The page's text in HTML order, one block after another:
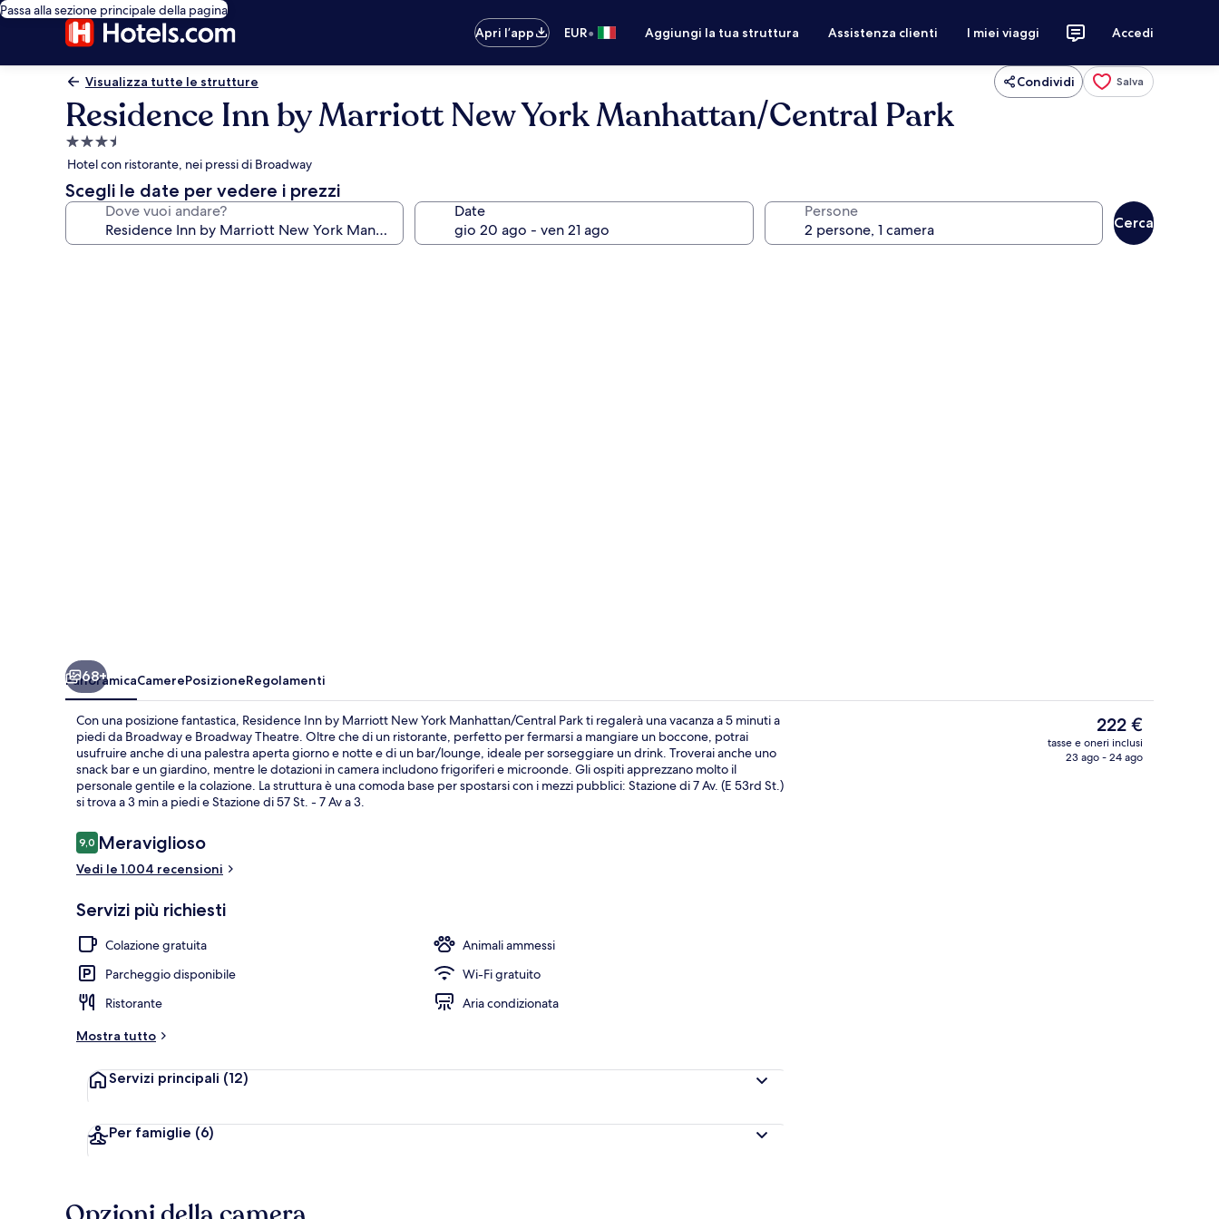
Passa alla sezione principale della pagina
Apri l’app
EUR• Aggiungi la tua struttura Assistenza clienti I miei viaggi Accedi
Visualizza tutte le strutture Condividi Salva
Residence Inn by Marriott New York Manhattan/Central Park
Struttura
a
3.5
stelle
Hotel con ristorante, nei pressi di Broadway
Scegli le date per vedere i prezzi
Dove vuoi andare? Date Persone
Cerca
Monolocale, 2 letti matrimoniali,
68+
PanoramicaCamerePosizioneRegolamenti
Con una posizione fantastica, Residence Inn by Marriott New York Manhattan/Central Park ti regalerà una vacanza a 5 minuti a
piedi da Broadway e Broadway Theatre. Oltre che di un ristorante, perfetto per fermarsi a mangiare un boccone, potrai
usufruire anche di una palestra aperta giorno e notte e di un bar/lounge, ideale per sorseggiare un drink. Troverai anche uno
snack bar e un giardino, mentre le dotazioni in camera includono frigoriferi e microonde. Gli ospiti apprezzano molto il
personale gentile e la colazione. La struttura è una comoda base per spostarsi con i mezzi pubblici: Stazione di 7 Av. (E 53rd St.)
si trova a 3 min a piedi e Stazione di 57 St. - 7 Av a 3.
Recensioni
9,09,0 su 10
Meraviglioso
Vedi le 1.004 recensioni
Servizi più richiesti
Colazione gratuita
Animali ammessi
Parcheggio disponibile
Wi-Fi gratuito
Ristorante
Aria condizionata
Mostra tutto
Servizi principali (12)
Per famiglie (6)
Il
prezzo
attuale
222 €
tasse e oneri inclusi
23 ago - 24 ago